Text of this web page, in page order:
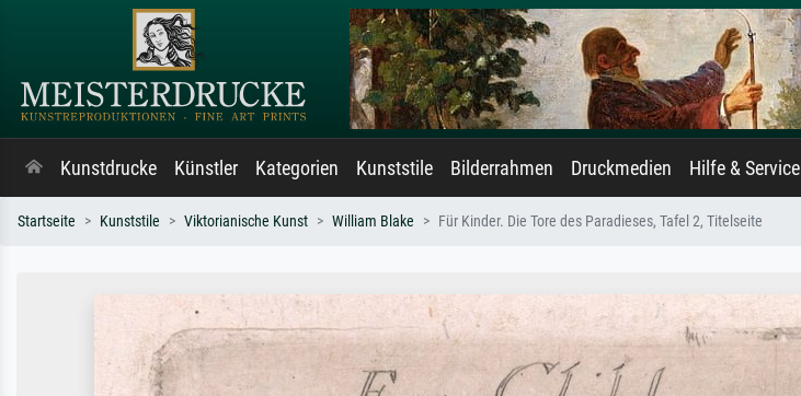
Kunstdrucke Künstler Kategorien Kunststile Bilderrahmen Druckmedien Hilfe & Service
Startseite Kunststile Viktorianische Kunst William Blake Für Kinder. Die Tore des Paradieses, Tafel 2, Titelseite